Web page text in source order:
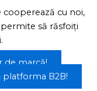
cu noi,
să răsfoiți
de marcă!
platforma B2B!